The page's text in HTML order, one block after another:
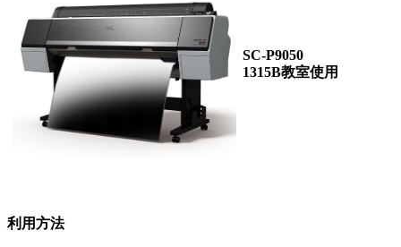
SC-P9050
1315B教室使用
利用方法